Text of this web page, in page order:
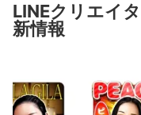
LINEクリエイ
新情報